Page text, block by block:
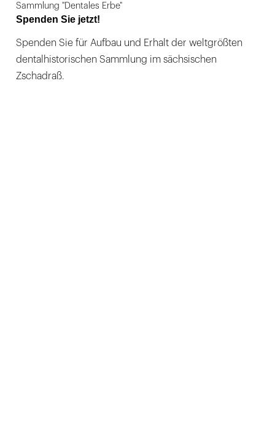
Sammlung "Dentales Erbe"
Spenden Sie jetzt!
Spenden Sie für Aufbau und Erhalt der weltgrößten
dentalhistorischen Sammlung im sächsischen
Zschadraß.